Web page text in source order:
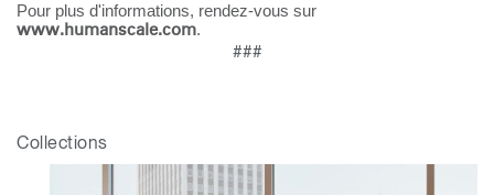
Sélectionnez votre pays
Pour plus d'informations, rendez-vous sur
www.humanscale.com.
###
Collections